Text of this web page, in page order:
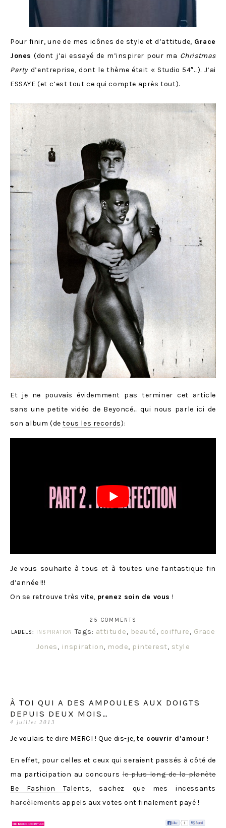
Pour finir, une de mes icônes de style et d’attitude, Grace
Jones (dont j’ai essayé de m’inspirer pour ma Christmas
Party d’entreprise, dont le thème était « Studio 54″…). J’ai
ESSAYE (et c’est tout ce qui compte après tout).
Et je ne pouvais évidemment pas terminer cet article
sans une petite vidéo de Beyoncé… qui nous parle ici de
son album (detous les records):
Je vous souhaite à tous et à toutes une fantastique fin
d’année !!!
On se retrouve très vite, prenez soin de vous !
25 COMMENTS
LABELS: INSPIRATION Tags: attitude, beauté, coiffure, Grace
Jones, inspiration, mode, pinterest, style
À TOI QUI A DES AMPOULES AUX DOIGTS
DEPUIS DEUX MOIS…
4 juillet 2013
Je voulais te dire MERCI ! Que dis-je,te couvrir d’amour !
En effet, pour celles et ceux qui seraient passés à côté de
ma participation au concoursle plus long de la planète
Be Fashion Talents, sachez que mes incessants
harcèlementsappels aux votes ont finalement payé !